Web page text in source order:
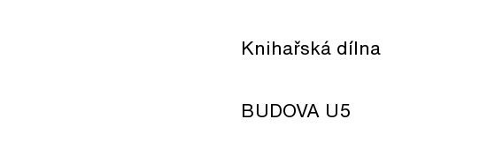
Knihařská dílna
BUDOVA U5